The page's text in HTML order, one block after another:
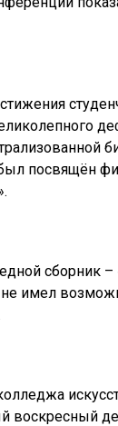
посвящён
сборник
не имел
воскресный